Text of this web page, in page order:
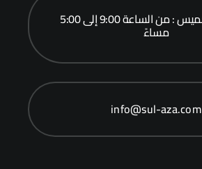
الأحد — الخميس : من الساعة 9:00 إلى 5:00
مساءً
info@sul-aza.com